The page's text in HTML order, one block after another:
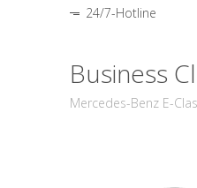
24/7-Hotline
Business
Mercedes-Benz E-